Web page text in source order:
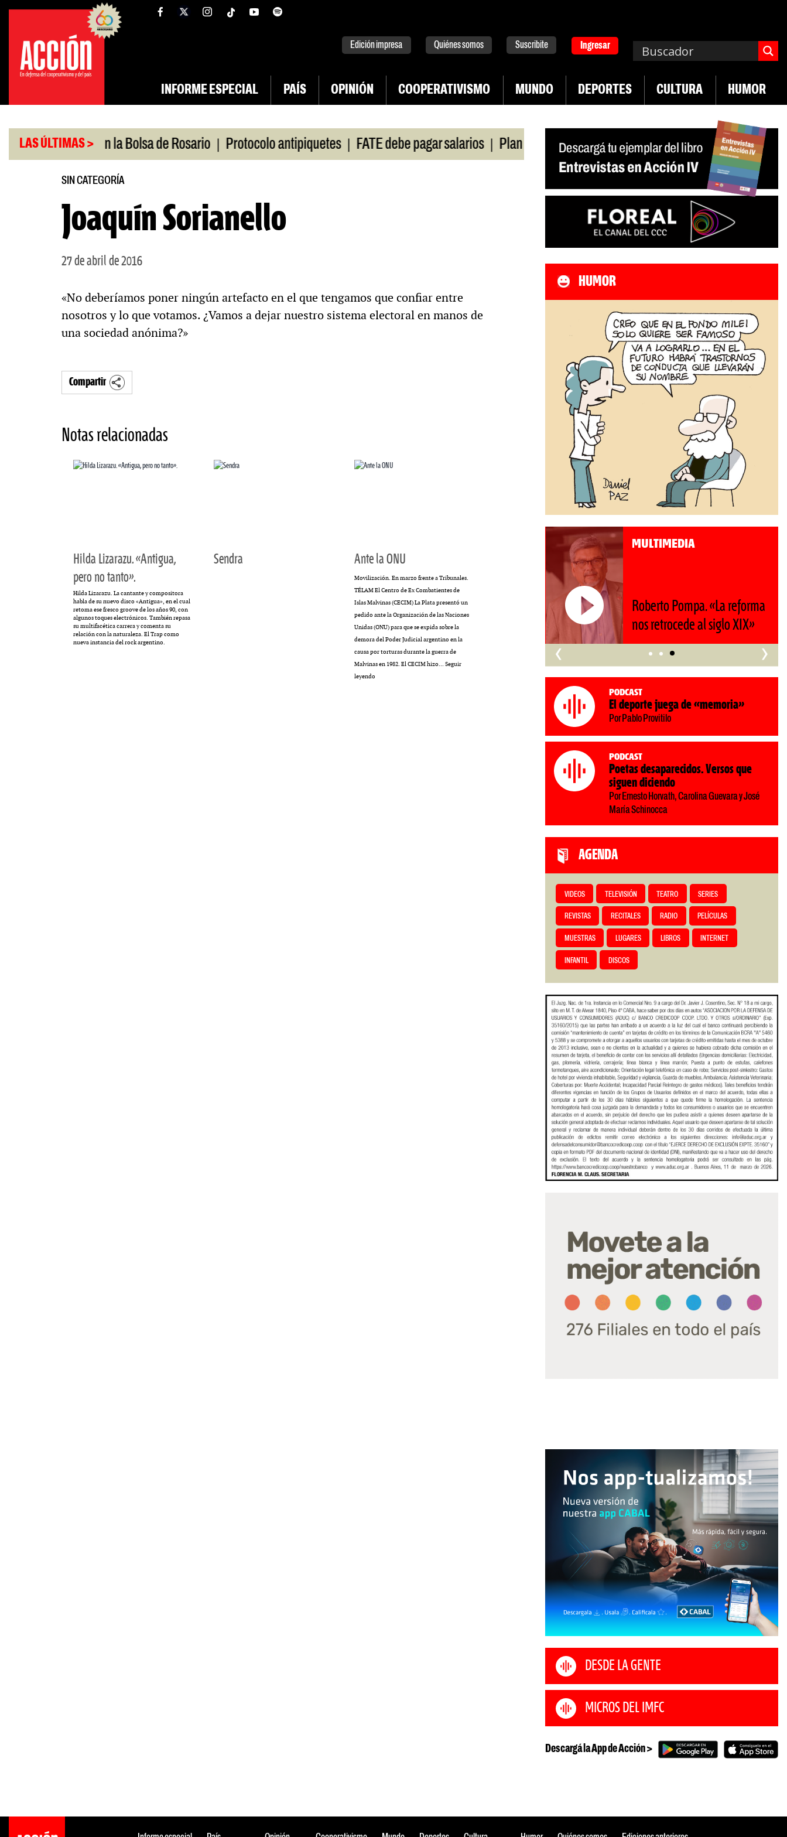
Saltar
contenido
facebooktwitterinstagram
Edición impresa Quiénes somos Suscribite Ingresar
INFORME ESPECIAL PAÍS OPINIÓN COOPERATIVISMO MUNDO DEPORTES CULTURA HUMOR
LAS ÚLTIMAS >
Caputo en la Bolsa de Rosario | Protocolo antipiquetes | FATE debe pagar salarios | Plan de lucha de UTEP | Exportaciones del agro | Crece
SIN CATEGORÍA
Joaquín Sorianello
27 de abril de 2016
«No deberíamos poner ningún artefacto en el que tengamos que confiar entre
nosotros y lo que votamos. ¿Vamos a dejar nuestro sistema electoral en manos de
una sociedad anónima?»
Compartir
Notas relacionadas
Hilda Lizarazu. «Antigua,
pero no tanto».
Hilda Lizarazu. La cantante y compositora
habla de su nuevo disco «Antigua», en el cual
retoma ese fresco groove de los años 90, con
algunos toques electrónicos. También repasa
su multifacética carrera y comenta su
relación con la naturaleza. El Trap como
nueva instancia del rock argentino.
Sendra Ante la ONU
Movilización. En marzo frente a Tribunales.
TÉLAM El Centro de Ex Combatientes de
Islas Malvinas (CECIM) La Plata presentó un
pedido ante la Organización de las Naciones
Unidas (ONU) para que se expida sobre la
demora del Poder Judicial argentino en la
causa por torturas durante la guerra de
Malvinas en 1982. El CECIM hizo… Seguir
leyendola
HUMOR
60º aniversario de Acción.
Periodismo con historia
Rocambole. Imágenes
paganas
MULTIMEDIA
Roberto Pompa. «La reforma
nos retrocede al siglo XIX»
‹ ›
Podcast
El deporte juega de «memoria»
Por Pablo Provitilo
Podcast
Poetas desaparecidos. Versos que
siguen diciendo
Por Ernesto Horvath, Carolina Guevara y José
María Schinocca
AGENDA
VIDEOS TELEVISIÓN TEATRO SERIES
REVISTAS RECITALES RADIO PELÍCULAS
MUESTRAS LUGARES LIBROS INTERNET
INFANTIL DISCOS
DESDE LA GENTE
MICROS DEL IMFC
Descargá la App de Acción >